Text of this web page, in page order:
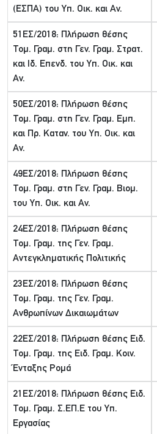
(ΕΣΠΑ) του Υπ. Οικ. και Αν.
51ΕΣ/2018: Πλήρωση θέσης
Τομ. Γραμ. στη Γεν. Γραμ. Στρατ.
και Ιδ. Επενδ. του Υπ. Οικ. και
Αν.
50ΕΣ/2018: Πλήρωση θέσης
Τομ. Γραμ. στη Γεν. Γραμ. Εμπ.
και Πρ. Καταν. του Υπ. Οικ. και
Αν.
49ΕΣ/2018: Πλήρωση θέσης
Τομ. Γραμ. στη Γεν. Γραμ. Βιομ.
του Υπ. Οικ. και Αν.
24ΕΣ/2018: Πλήρωση θέσης
Τομ. Γραμ. της Γεν. Γραμ.
Αντεγκληματικής Πολιτικής
23ΕΣ/2018: Πλήρωση θέσης
Τομ. Γραμ. της Γεν. Γραμ.
Ανθρωπίνων Δικαιωμάτων
22ΕΣ/2018: Πλήρωση θέσης Ειδ.
Τομ. Γραμ. της Ειδ. Γραμ. Κοιν.
Ένταξης Ρομά
21ΕΣ/2018: Πλήρωση θέσης Ειδ.
Τομ. Γραμ. Σ.ΕΠ.Ε του Υπ.
Εργασίας